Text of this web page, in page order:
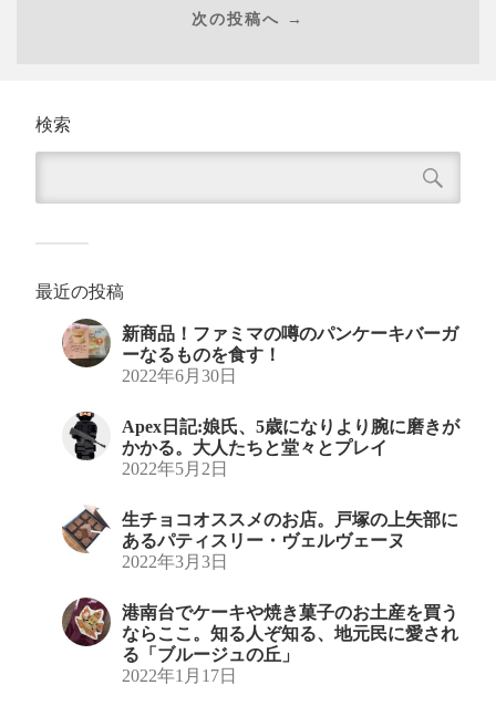
次の投稿へ →
検索
最近の投稿
新商品！ファミマの噂のパンケーキバーガ
ーなるものを食す！
2022年6月30日
Apex日記:娘氏、5歳になりより腕に磨きが
かかる。大人たちと堂々とプレイ
2022年5月2日
生チョコオススメのお店。戸塚の上矢部に
あるパティスリー・ヴェルヴェーヌ
2022年3月3日
港南台でケーキや焼き菓子のお土産を買う
ならここ。知る人ぞ知る、地元民に愛され
る「ブルージュの丘」
2022年1月17日